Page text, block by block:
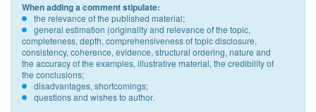
When adding a comment stipulate:
the relevance of the published material;
general estimation (originality and relevance of the topic,
completeness, depth, comprehensiveness of topic disclosure,
consistency, coherence, evidence, structural ordering, nature and
the accuracy of the examples, illustrative material, the credibility of
the conclusions;
disadvantages, shortcomings;
questions and wishes to author.